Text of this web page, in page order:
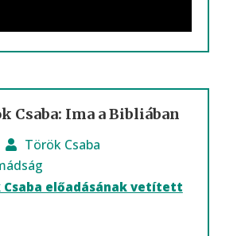
Csaba: Ima a Bibliában
Török Csaba
Csaba előadásának vetített